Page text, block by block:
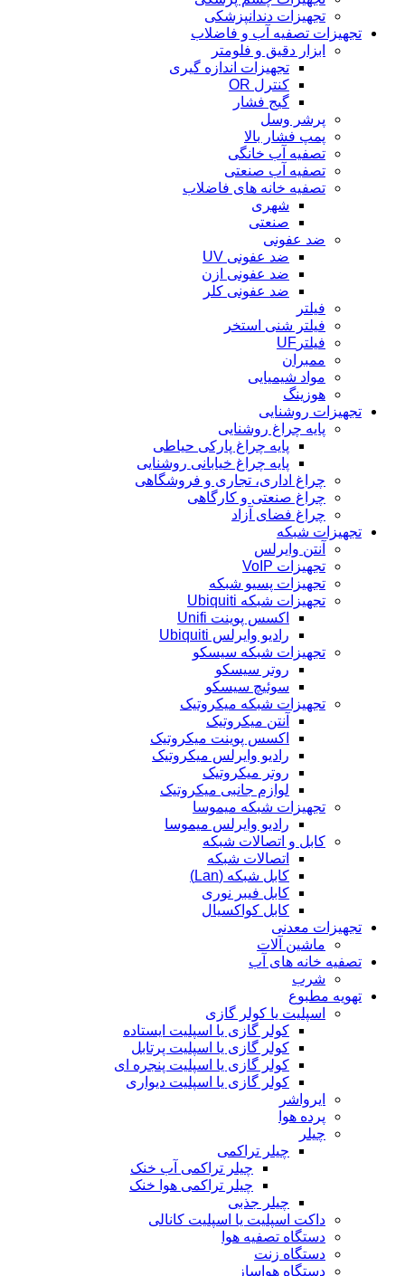
تجهیزات دندانپزشکی
تجهیزات تصفیه آب و فاضلاب
ابزار دقیق و فلومتر
تجهیزات اندازه گیری
کنترل OR
گیج فشار
پرشر وسل
پمپ فشار بالا
تصفیه آب خانگی
تصفیه آب صنعتی
تصفیه خانه های فاضلاب
شهری
صنعتی
ضد عفونی
ضد عفونی UV
ضد عفونی ازن
ضد عفونی کلر
فیلتر
فیلتر شنی استخر
فیلترUF
ممبران
مواد شیمیایی
هوزینگ
تجهیزات روشنایی
پایه چراغ روشنایی
پایه چراغ پارکی حیاطی
پایه چراغ خیابانی روشنایی
چراغ اداری، تجاری و فروشگاهی
چراغ صنعتی و کارگاهی
چراغ فضای آزاد
تجهیزات شبکه
آنتن وایرلس
تجهیزات VoIP
تجهیزات پسیو شبکه
تجهیزات شبکه Ubiquiti
اکسس پوینت Unifi
رادیو وایرلس Ubiquiti
تجهیزات شبکه سیسکو
روتر سیسکو
سوئیچ سیسکو
تجهیزات شبکه میکروتیک
آنتن میکروتیک
اکسس پوینت میکروتیک
رادیو وایرلس میکروتیک
روتر میکروتیک
لوازم جانبی میکروتیک
تجهیزات شبکه میموسا
رادیو وایرلس میموسا
کابل و اتصالات شبکه
اتصالات شبکه
کابل شبکه (Lan)
کابل فیبر نوری
کابل کواکسیال
تجهیزات معدنی
ماشین آلات
تصفیه خانه های آب
شرب
تهویه مطبوع
اسپلیت یا کولر گازی
کولر گازی یا اسپلیت ایستاده
کولر گازی یا اسپلیت پرتابل
کولر گازی یا اسپلیت پنجره ای
کولر گازی یا اسپلیت دیواری
ایرواشر
پرده هوا
چیلر
چیلر تراکمی
چیلر تراکمی آب خنک
چیلر تراکمی هوا خنک
چیلر جذبی
داکت اسپلیت یا اسپلیت کانالی
دستگاه تصفیه هوا
دستگاه زنت
دستگاه هواساز